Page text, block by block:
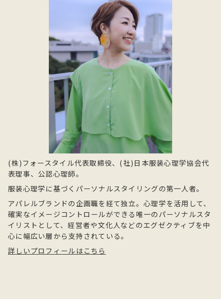
(株)フォースタイル代表取締役、(社)日本服装心理学協会代
表理事、公認心理師。
服装心理学に基づくパーソナルスタイリングの第一人者。
アパレルブランドの企画職を経て独立。心理学を活用して、
確実なイメージコントロールができる唯一のパーソナルスタ
イリストとして、経営者や文化人などのエグゼクティブを中
心に幅広い層から支持されている。
詳しいプロフィールはこちら